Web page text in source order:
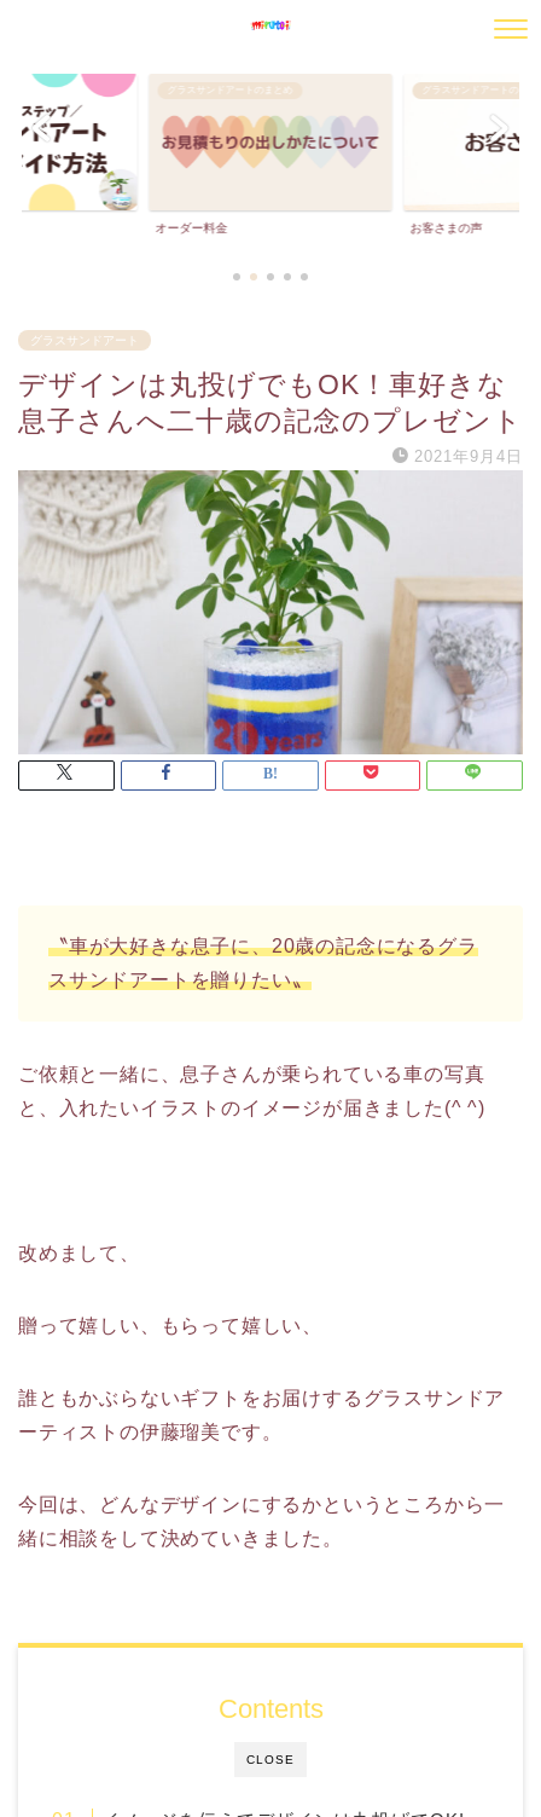
グラスサンドアートのまとめ
お客さまの声
グラスサンドアートのまと
お客さまの声ーPart２ー
グラスサンドアート
デザインは丸投げでもOK！車好きな
息子さんへ二十歳の記念のプレゼント
2021年9月4日
〝車が大好きな息子に、20歳の記念になるグラ
スサンドアートを贈りたい〟
ご依頼と一緒に、息子さんが乗られている車の写真
と、入れたいイラストのイメージが届きました(^ ^)
改めまして、
贈って嬉しい、もらって嬉しい、
誰ともかぶらないギフトをお届けするグラスサンドア
ーティストの伊藤瑠美です。
今回は、どんなデザインにするかというところから一
緒に相談をして決めていきました。
CLOSE
Contents